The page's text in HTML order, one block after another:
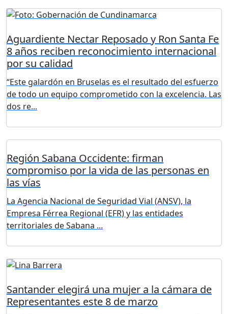
Aguardiente Nectar Reposado y Ron Santa Fe
8 años reciben reconocimiento internacional
por su calidad
“Este galardón en Bruselas es el resultado del esfuerzo
de todo un equipo comprometido con la excelencia. Las
dos re...
Región Sabana Occidente: firman
compromiso por la vida de las personas en
las vías
La Agencia Nacional de Seguridad Vial (ANSV), la
Empresa Férrea Regional (EFR) y las entidades
territoriales de Sabana ...
Santander elegirá una mujer a la cámara de
Representantes este 8 de marzo